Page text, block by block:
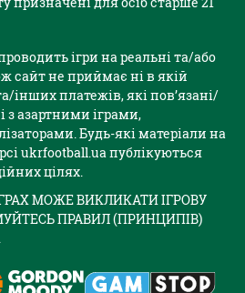
ігри на реальні та/або
сайт не приймає ні в якій
інших платежів, які пов’язані/
з азартними іграми,
Будь-які матеріали на
ukrfootball.ua публікуються
цілях.
МОЖЕ ВИКЛИКАТИ ІГРОВУ
ПРАВИЛ (ПРИНЦИПІВ)